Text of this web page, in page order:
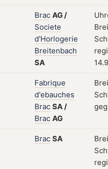
Brac AG/
Societe
d'Horlogerie
Breitenbach
SA
Fabrique
d'ebauches
Brac SA/
Brac AG
Brac SA